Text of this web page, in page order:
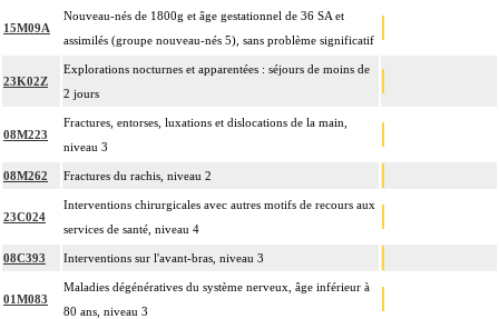
15M09A
Nouveau-nés de 1800g et âge gestationnel de 36 SA et
assimilés (groupe nouveau-nés 5), sans problème significatif
23K02Z
Explorations nocturnes et apparentées : séjours de moins de
2 jours
08M223
Fractures, entorses, luxations et dislocations de la main,
niveau 3
08M262 Fractures du rachis, niveau 2
23C024
Interventions chirurgicales avec autres motifs de recours aux
services de santé, niveau 4
08C393 Interventions sur l'avant-bras, niveau 3
01M083
Maladies dégénératives du système nerveux, âge inférieur à
80 ans, niveau 3